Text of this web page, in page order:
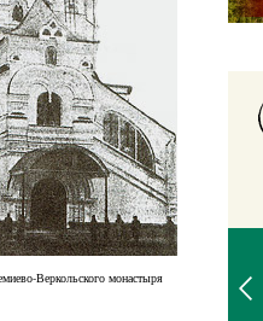
Веркольского монастыря